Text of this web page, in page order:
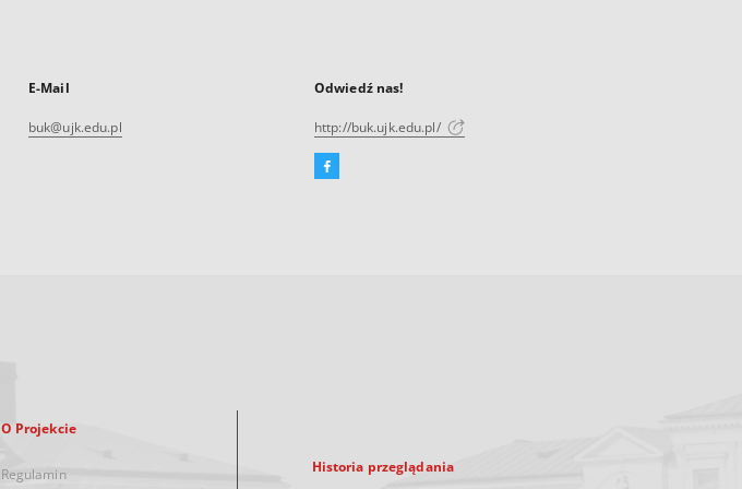
E-Mail
buk@ujk.edu.pl
Odwiedź nas!
http://buk.ujk.edu.pl/
Facebook
O Projekcie
Regulamin Historia przeglądania